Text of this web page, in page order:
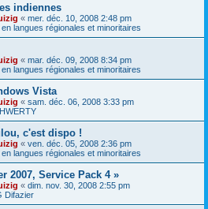
indiennes
« mer. déc. 10, 2008 2:48 pm
langues régionales et minoritaires
« mar. déc. 09, 2008 8:34 pm
langues régionales et minoritaires
Vista
« sam. déc. 06, 2008 3:33 pm
c'est dispo !
« ven. déc. 05, 2008 2:36 pm
langues régionales et minoritaires
2007, Service Pack 4 »
« dim. nov. 30, 2008 2:55 pm
Difazier